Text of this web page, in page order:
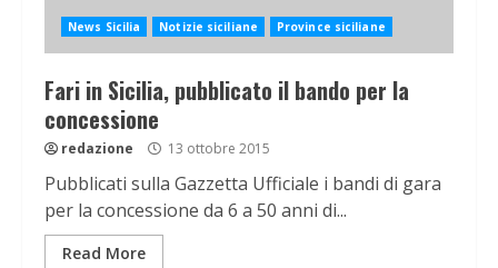
News Sicilia Notizie siciliane Province siciliane
Fari in Sicilia, pubblicato il bando per la
concessione
redazione 13 ottobre 2015
Pubblicati sulla Gazzetta Ufficiale i bandi di gara
per la concessione da 6 a 50 anni di...
Read More